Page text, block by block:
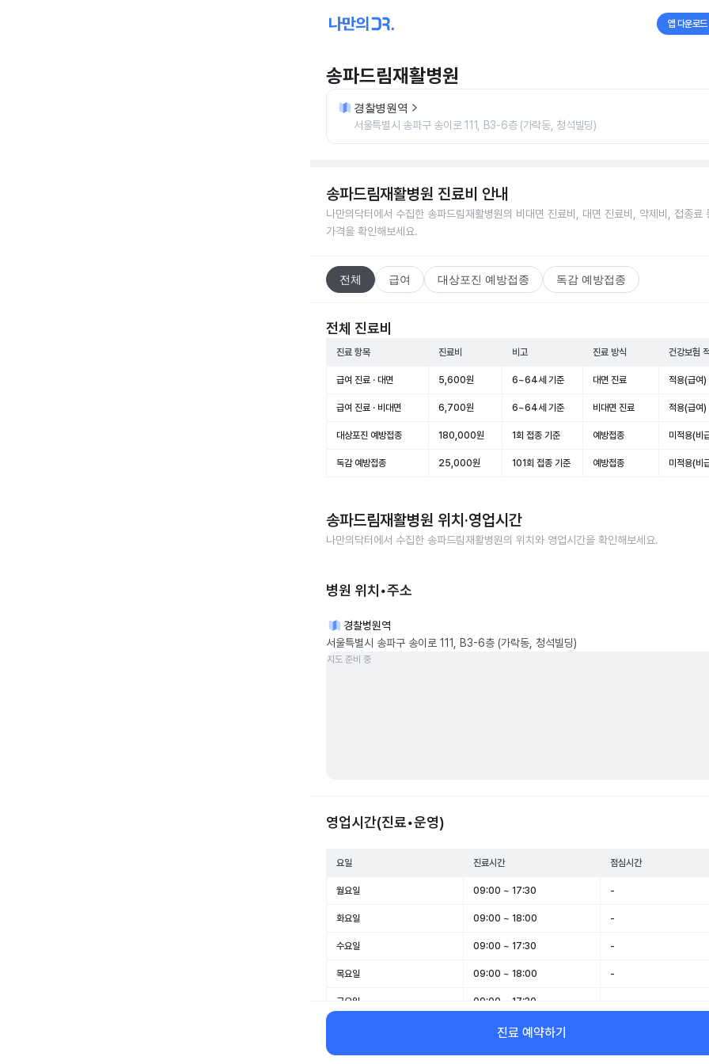
앱 다운로드
송파드림재활병원
경찰병원역
서울특별시 송파구 송이로 111, B3-6층 (가락동, 청석빌딩)
송파드림재활병원 진료비 안내
나만의닥터에서 수집한 송파드림재활병원의 비대면 진료비, 대면 진료비, 약제비, 접종료
가격을 확인해보세요.
전체 급여 대상포진 예방접종 독감 예방접종
전체 진료비
진료 항목 진료비 비고 진료 방식 건강보험
급여 진료 · 대면 5,600원 6~64세 기준 대면 진료 적용(급여)
급여 진료 · 비대면 6,700원 6~64세 기준 비대면 진료 적용(급여)
대상포진 예방접종 180,000원 1회 접종 기준 예방접종 미적용(비
독감 예방접종 25,000원 101회 접종 기준 예방접종 미적용(비
송파드림재활병원 위치·영업시간
나만의닥터에서 수집한 송파드림재활병원의 위치와 영업시간을 확인해보세요.
병원 위치•주소
경찰병원역
서울특별시 송파구 송이로 111, B3-6층 (가락동, 청석빌딩)
지도 준비 중
영업시간(진료•운영)
요일 진료시간 점심시간
월요일 09:00 ~ 17:30 -
화요일 09:00 ~ 18:00 -
수요일 09:00 ~ 17:30 -
목요일 09:00 ~ 18:00 -
금요일 09:00 ~ 17:30
09:00 ~ 13:00
일요일 휴무 -
진료 예약하기